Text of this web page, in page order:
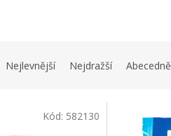
Nejlevnější Nejdražší Abecedně
Kód: 582130